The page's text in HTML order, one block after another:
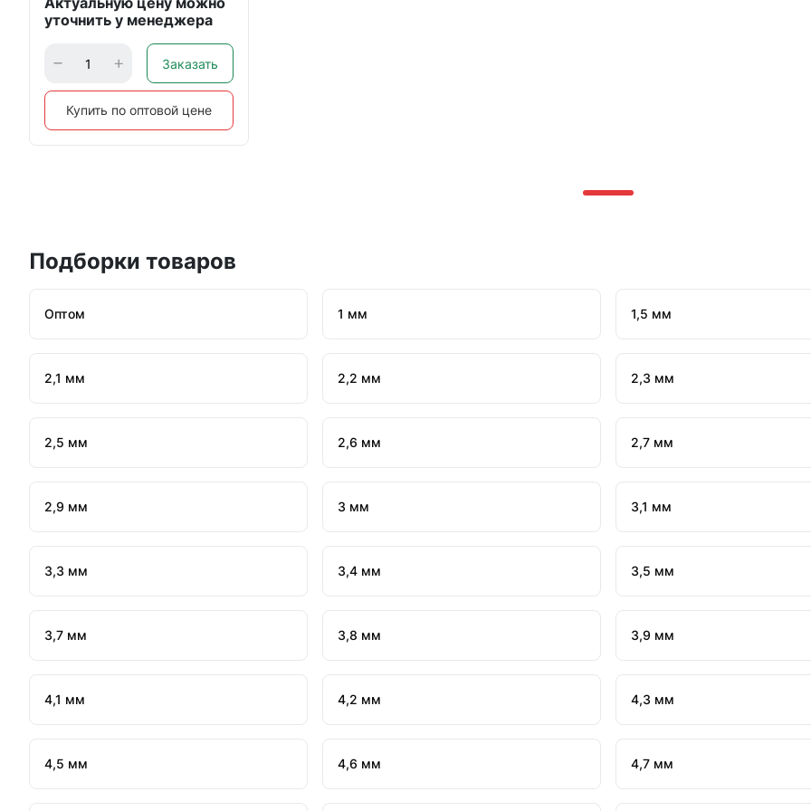
уточнить у менеджера
Заказать
Купить по оптовой цене
Подборки товаров
Оптом 1 мм 1,5 мм
2,1 мм 2,2 мм 2,3 мм
2,5 мм 2,6 мм 2,7 мм
2,9 мм 3 мм 3,1 мм
3,3 мм 3,4 мм 3,5 мм
3,7 мм 3,8 мм 3,9 мм
4,1 мм 4,2 мм 4,3 мм
4,5 мм 4,6 мм 4,7 мм